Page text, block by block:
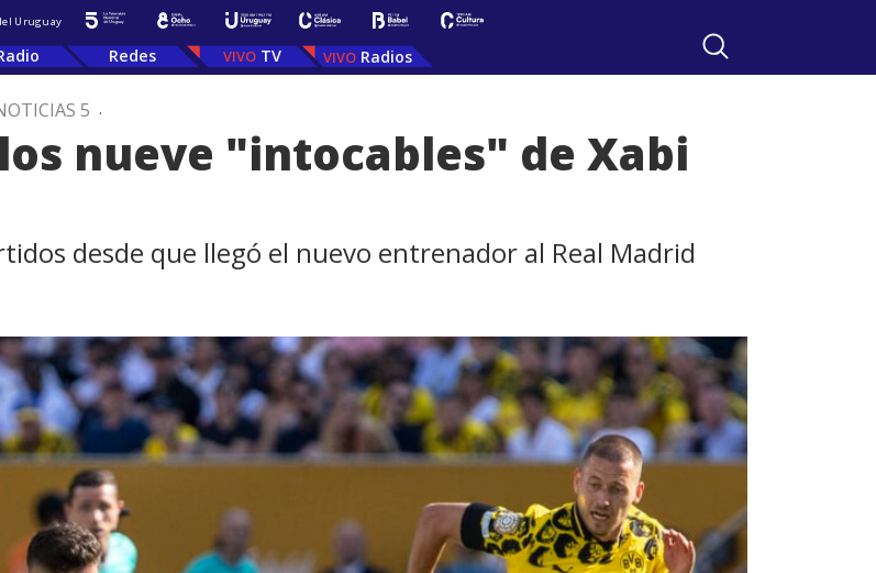
Uruguay
Redes TV Radios
5 .
nueve "intocables" de Xabi
desde que llegó el nuevo entrenador al Real Madrid